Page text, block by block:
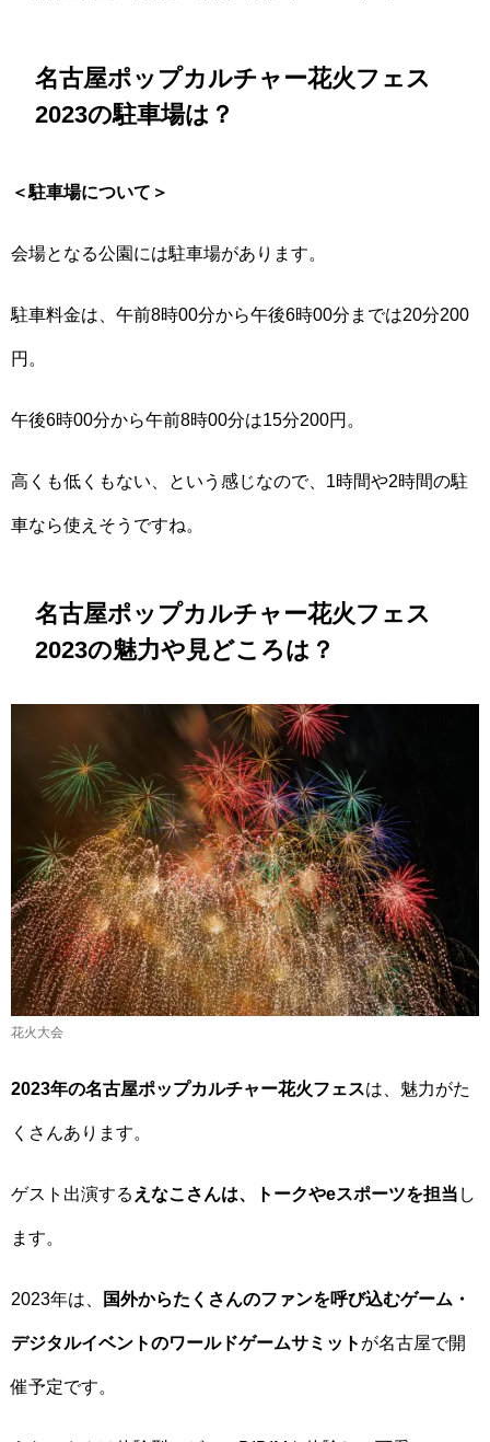
名古屋ポップカルチャー花火フェス
2023の駐車場は？
＜駐車場について＞
会場となる公園には駐車場があります。
駐車料金は、午前8時00分から午後6時00分までは20分200
円。
午後6時00分から午前8時00分は15分200円。
高くも低くもない、という感じなので、1時間や2時間の駐
車なら使えそうですね。
名古屋ポップカルチャー花火フェス
2023の魅力や見どころは？
花火大会
2023年の名古屋ポップカルチャー花火フェスは、魅力がた
くさんあります。
ゲスト出演する えなこさんは、トークやeスポーツを担当 し
ます。
2023年は、 国外からたくさんのファンを呼び込むゲーム・
デジタルイベントのワールドゲームサミット が名古屋で開
催予定です。